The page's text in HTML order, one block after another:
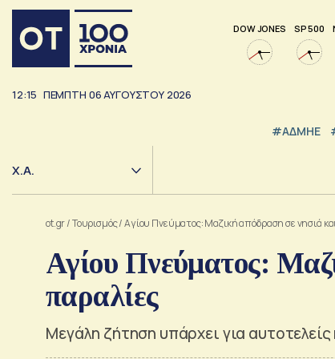
DOW JONES SP 500
12:15 ΠΕΜΠΤΗ 06ΑΥΓΟΥΣΤΟΥ 2026
#ΑΔΜΗΕ
Χ.Α.
ot.gr/Τουρισμός/Αγίου Πνεύματος: Μαζική απόδραση σε νησιά
Αγίου Πνεύματος:
παραλίες
Μεγάλη ζήτηση υπάρχει για αυτοτελείς